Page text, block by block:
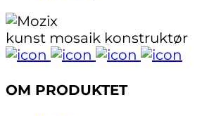
kunst mosaik konstruktør
OM PRODUKTET